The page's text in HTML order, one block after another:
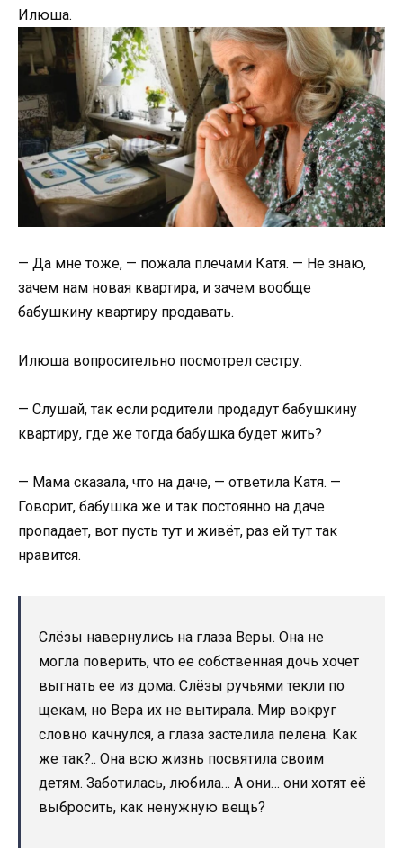
Илюша.
— Да мне тоже, — пожала плечами Катя. — Не знаю,
зачем нам новая квартира, и зачем вообще
бабушкину квартиру продавать.
Илюша вопросительно посмотрел сестру.
— Слушай, так если родители продадут бабушкину
квартиру, где же тогда бабушка будет жить?
— Мама сказала, что на даче, — ответила Катя. —
Говорит, бабушка же и так постоянно на даче
пропадает, вот пусть тут и живёт, раз ей тут так
нравится.
Слёзы навернулись на глаза Веры. Она не
могла поверить, что ее собственная дочь хочет
выгнать ее из дома. Слёзы ручьями текли по
щекам, но Вера их не вытирала. Мир вокруг
словно качнулся, а глаза застелила пелена. Как
же так?.. Она всю жизнь посвятила своим
детям. Заботилась, любила… А они… они хотят её
выбросить, как ненужную вещь?